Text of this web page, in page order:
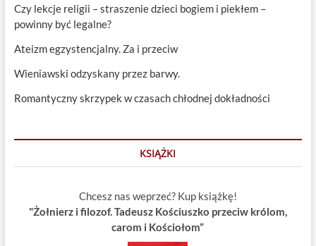
Czy lekcje religii – straszenie dzieci bogiem i piekłem –
powinny być legalne?
Ateizm egzystencjalny. Za i przeciw
Wieniawski odzyskany przez barwy.
Romantyczny skrzypek w czasach chłodnej dokładności
KSIĄŻKI
Chcesz nas weprzeć? Kup książkę!
"Żołnierz i filozof. Tadeusz Kościuszko przeciw królom,
carom i Kościołom”